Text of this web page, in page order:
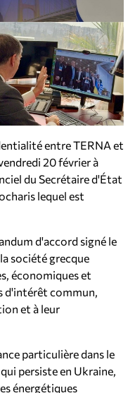
entre TERNA et
20 février à
du Secrétaire d'État
lequel est
d'accord signé le
société grecque
économiques et
d'intérêt commun,
et à leur
particulière dans le
persiste en Ukraine,
énergétiques